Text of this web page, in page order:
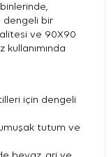
dengeli bir
ve 90X90
için dengeli
tutum ve